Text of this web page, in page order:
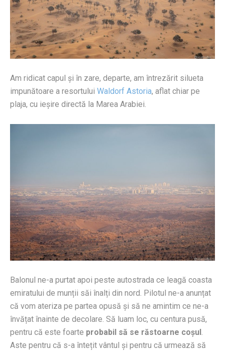
Am ridicat capul și în zare, departe, am întrezărit silueta
impunătoare a resortului Waldorf Astoria, aflat chiar pe
plaja, cu ieșire directă la Marea Arabiei.
Balonul ne-a purtat apoi peste autostrada ce leagă coasta
emiratului de munții săi înalți din nord. Pilotul ne-a anunțat
că vom ateriza pe partea opusă și să ne amintim ce ne-a
învățat înainte de decolare. Să luam loc, cu centura pusă,
pentru că este foarte probabil să se răstoarne coșul .
Aste pentru că s-a întețit vântul și pentru că urmează să